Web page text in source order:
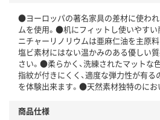
●ヨーロッパの著名家具の差材に使わ
ムを使用。●机にフィットし使いやす
ニチャーリノリウムは亜麻仁油を主原
塩ビ素材にはない温かみのある優しい
さい。●柔らかく、洗練されたマットな
指紋が付きにくく、適度な弾力性が有る
を体験出来ます。●天然素材独特のにお
商品仕様